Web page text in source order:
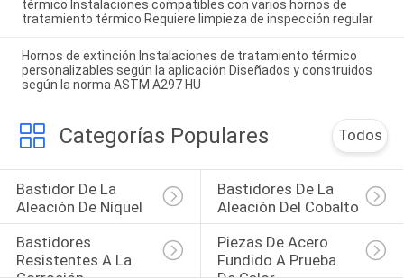
térmico Instalaciones compatibles con varios hornos de
tratamiento térmico Requiere limpieza de inspección regular
Hornos de extinción Instalaciones de tratamiento térmico
personalizables según la aplicación Diseñados y construidos
según la norma ASTM A297 HU
Categorías Populares Todos
Bastidor De La
Aleación De Níquel
Bastidores De La
Aleación Del Cobalto
Bastidores
Resistentes A La
Piezas De Acero
Fundido A Prueba